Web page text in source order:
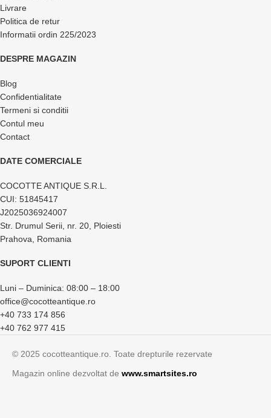
Livrare
Politica de retur
Informatii ordin 225/2023
DESPRE MAGAZIN
Blog
Confidentialitate
Termeni si conditii
Contul meu
Contact
DATE COMERCIALE
COCOTTE ANTIQUE S.R.L.
CUI: 51845417
J2025036924007
Str. Drumul Serii, nr. 20, Ploiesti
Prahova, Romania
SUPORT CLIENTI
Luni – Duminica: 08:00 – 18:00
office@cocotteantique.ro
+40 733 174 856
+40 762 977 415
© 2025 cocotteantique.ro. Toate drepturile rezervate
Magazin online dezvoltat de www.smartsites.ro